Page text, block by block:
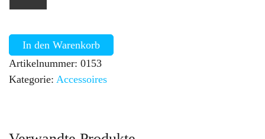
In den Warenkorb
Artikelnummer: 0153
Kategorie: Accessoires